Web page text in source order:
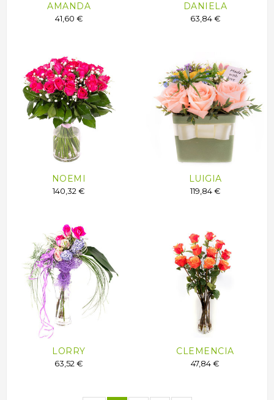
AMANDA
41,60 €
DANIELA
63,84 €
NOEMI
140,32 €
LUIGIA
119,84 €
LORRY
63,52 €
CLEMENCIA
47,84 €